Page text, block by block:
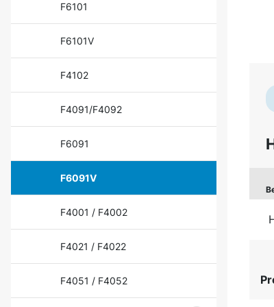
F6101
F6101V
F4102
F4091/F4092
F6091
F6091V
F4001 / F4002
F4021 / F4022
F4051 / F4052